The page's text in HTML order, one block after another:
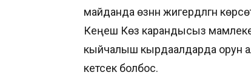
майданда өзүнүн жигердүүлүгүн
Кеңеш Көз карандысыз
кыйчалыш кырдаалдарда орун
кетсек болбос.